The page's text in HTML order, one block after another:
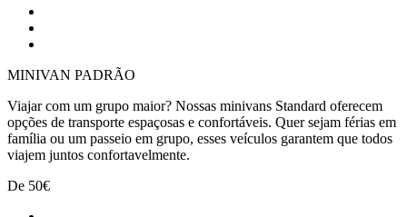
MINIVAN PADRÃO
Viajar com um grupo maior? Nossas minivans Standard oferecem
opções de transporte espaçosas e confortáveis. Quer sejam férias em
família ou um passeio em grupo, esses veículos garantem que todos
viajem juntos confortavelmente.
De 50€